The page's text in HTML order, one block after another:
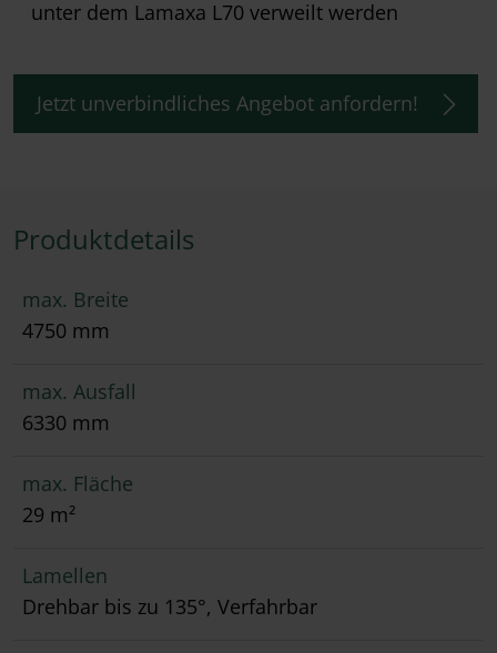
unter dem Lamaxa L70 verweilt werden
Jetzt unverbindliches Angebot anfordern!
Produktdetails
max. Breite
4750 mm
max. Ausfall
6330 mm
max. Fläche
29 m²
Lamellen
Drehbar bis zu 135°, Verfahrbar